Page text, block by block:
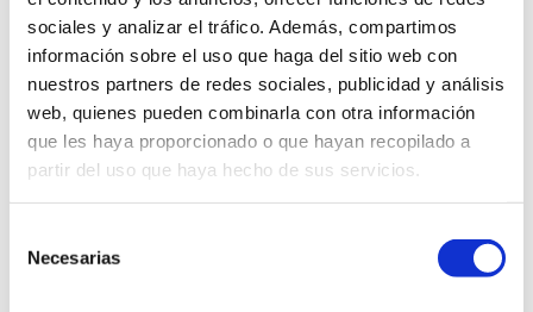
sociales y analizar el tráfico. Además, compartimos
información sobre el uso que haga del sitio web con
nuestros partners de redes sociales, publicidad y análisis
web, quienes pueden combinarla con otra información
que les haya proporcionado o que hayan recopilado a
partir del uso que haya hecho de sus servicios.
Necesarias